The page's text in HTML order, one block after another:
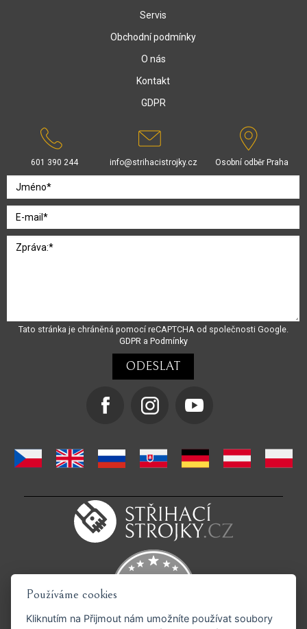
Servis
Obchodní podmínky
O nás
Kontakt
GDPR
601 390 244 info@strihacistrojky.cz Osobní odběr Praha
Tato stránka je chráněná pomocí reCAPTCHA od společnosti Google.
GDPRa Podmínky
Používáme cookies
Kliknutím na Přijmout nám umožníte používat soubory